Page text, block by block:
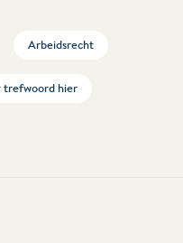
Arbeidsrecht
trefwoord hier